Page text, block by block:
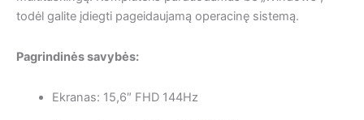
todėl galite įdiegti pageidaujamą operacinę sistemą.
Pagrindinės savybės:
Ekranas: 15,6″ FHD 144Hz